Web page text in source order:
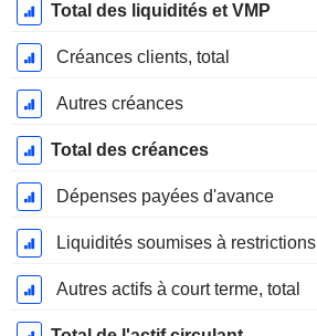
Total des liquidités et VMP
Créances clients, total
Autres créances
Total des créances
Dépenses payées d'avance
Liquidités soumises à restrictions
Autres actifs à court terme, total